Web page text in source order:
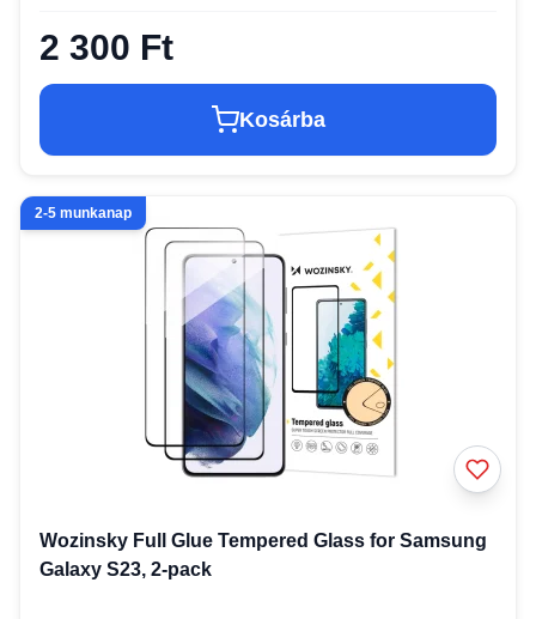
2 300 Ft
Kosárba
2-5 munkanap
Wozinsky Full Glue Tempered Glass for Samsung
Galaxy S23, 2-pack